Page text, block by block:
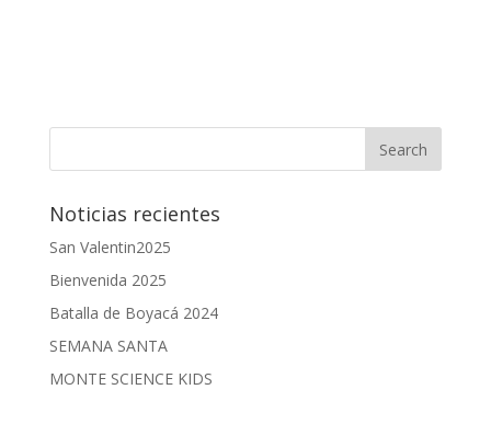
Noticias recientes
San Valentin2025
Bienvenida 2025
Batalla de Boyacá 2024
SEMANA SANTA
MONTE SCIENCE KIDS